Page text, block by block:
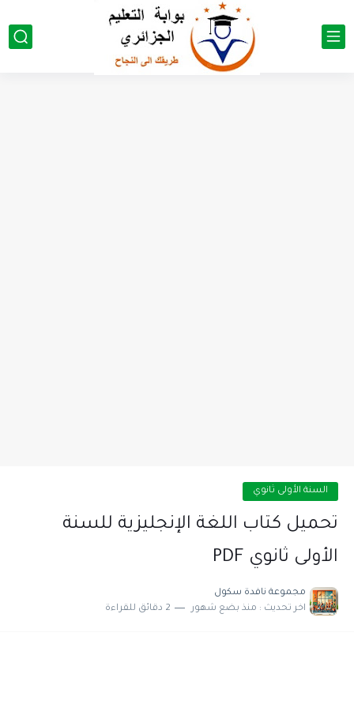
السنة الأولى ثانوي
تحميل كتاب اللغة الإنجليزية للسنة
الأولى ثانوي PDF
مجموعة نافدة سكول
اخر تحديث : منذ بضع شهور 2 دقائق للقراءة